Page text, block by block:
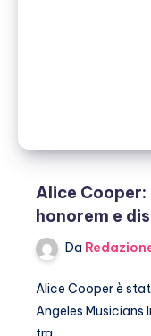
Alice
honorem e
Da
Alice Cooper è
Angeles